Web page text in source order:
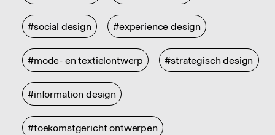
#social design #experience design
#mode- en textielontwerp #strategisch design
#information design
#toekomstgericht ontwerpen